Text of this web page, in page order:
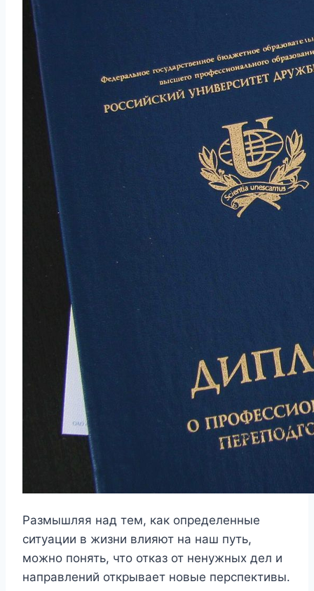
Размышляя над тем, как определенные
ситуации в жизни влияют на наш путь,
можно понять, что отказ от ненужных дел и
направлений открывает новые перспективы.